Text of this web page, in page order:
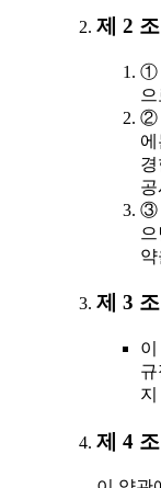
제 2
①
②
③
제 3
제 4